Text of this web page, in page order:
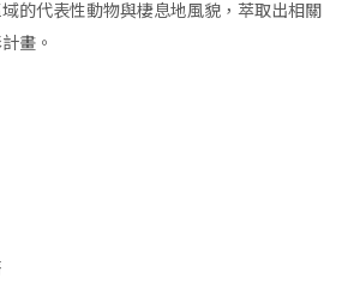
的代表性動物與棲息地風貌，萃取出相關
畫。